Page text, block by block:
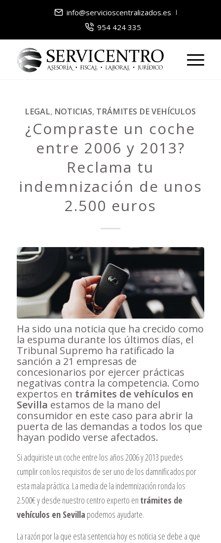
info@servicioscentralizados.es
954 424 335
LEGAL, NOTICIAS, TRÁMITES DE VEHÍCULOS
¿Compraste un coche
entre 2006 y 2013?
Reclama tu
indemnización de unos
2.500 euros
Ha sido una noticia que ha crecido como
la espuma durante los últimos días, el
Tribunal Supremo ha ratificado la
sanción a 21 empresas de
concesionarios por ejercer prácticas
negativas contra la competencia. Como
expertos en trámites de vehículos en
Sevilla estamos de la mano del
consumidor en este caso para abrir la
puerta de las demandas a todos los que
hayan podido verse afectados.
Si adquiriste un coche entre los años 2006 y 2013 puedes
cumplir con los requisitos de ser uno de los damnificados por
esta mala práctica. La media de la indemnización ronda los
2.500€ y desde nuestro centro experto en trámites de
vehículos en Sevilla podemos ayudarte.
La razón por la que esta sentencia hoy es noticia se debe a que